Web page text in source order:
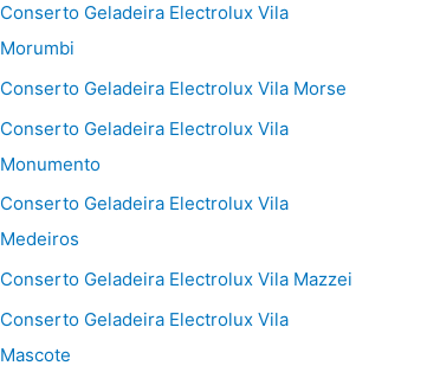
Conserto Geladeira Electrolux Vila
Morumbi
Conserto Geladeira Electrolux Vila Morse
Conserto Geladeira Electrolux Vila
Monumento
Conserto Geladeira Electrolux Vila
Medeiros
Conserto Geladeira Electrolux Vila Mazzei
Conserto Geladeira Electrolux Vila
Mascote